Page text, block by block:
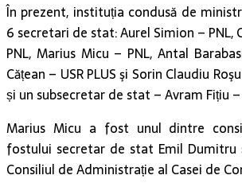
În prezent, instituția condusă de
6 secretari de stat: Aurel Simion – PNL,
PNL, Marius Micu – PNL, Antal
Cățean – USR PLUS şi Sorin Claudiu
și un subsecretar de stat – Avram Fițiu –
Marius Micu a fost unul dintre
fostului secretar de stat Emil Dumitru
Consiliul de Administrație al Casei de